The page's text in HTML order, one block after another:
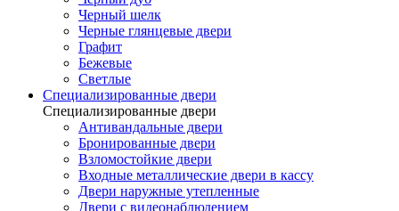
Черный шелк
Черные глянцевые двери
Графит
Бежевые
Светлые
Специализированные двери
Специализированные двери
Антивандальные двери
Бронированные двери
Взломостойкие двери
Входные металлические двери в кассу
Двери наружные утепленные
Двери с видеонаблюдением